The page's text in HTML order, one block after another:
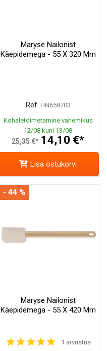
Maryse Nailonist
Käepidemega - 55 X 320 Mm
Ref. HN658703
Kohaletoimetamine vahemikus
12/08 kuni 13/08
25,35 €* 14,10 €*
Lisa ostukorvi
Maryse Nailonist
Käepidemega - 55 X 420 Mm
1 arvustus
- 44 %